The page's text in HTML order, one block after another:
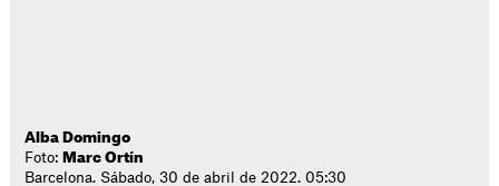
Alba Domingo
Foto: Marc Ortín
Barcelona. Sábado, 30 de abril de 2022. 05:30